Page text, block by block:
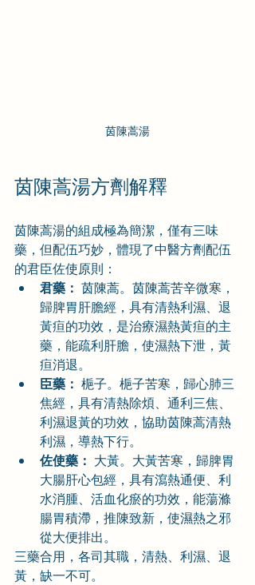
茵陳蒿湯
茵陳蒿湯方劑解釋
茵陳蒿湯的組成極為簡潔，僅有三味
藥，但配伍巧妙，體現了中醫方劑配伍
的君臣佐使原則：
君藥： 茵陳蒿。茵陳蒿苦辛微寒，
歸脾胃肝膽經，具有清熱利濕、退
黃疸的功效，是治療濕熱黃疸的主
藥，能疏利肝膽，使濕熱下泄，黃
疸消退。
臣藥： 梔子。梔子苦寒，歸心肺三
焦經，具有清熱除煩、通利三焦、
利濕退黃的功效，協助茵陳蒿清熱
利濕，導熱下行。
佐使藥： 大黃。大黃苦寒，歸脾胃
大腸肝心包經，具有瀉熱通便、利
水消腫、活血化瘀的功效，能蕩滌
腸胃積滯，推陳致新，使濕熱之邪
從大便排出。
三藥合用，各司其職，清熱、利濕、退
黃，缺一不可。